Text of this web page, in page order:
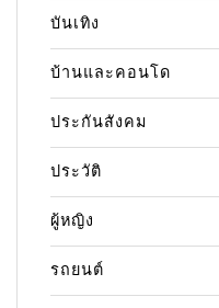
บันเทิง
บ้านและคอนโด
ประกันสังคม
ประวัติ
ผู้หญิง
รถยนต์